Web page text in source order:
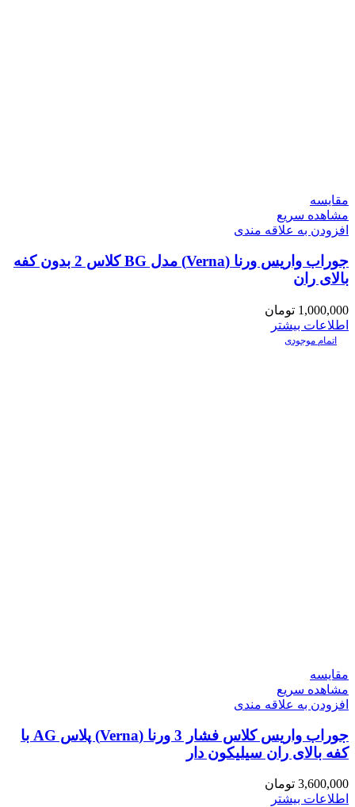
مقایسه
مشاهده سریع
افزودن به علاقه مندی
جوراب واریس ورنا (Verna) مدل BG کلاس 2 بدون کفه
بالای ران
1,000,000 تومان
اطلاعات بیشتر
اتمام موجودی
مقایسه
مشاهده سریع
افزودن به علاقه مندی
جوراب واریس کلاس فشار 3 ورنا (Verna) پلاس AG با
کفه بالای ران سیلیکون دار
3,600,000 تومان
اطلاعات بیشتر